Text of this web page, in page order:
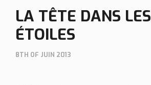
LA TÊTE DANS LES
ÉTOILES
8TH OF JUIN 2013